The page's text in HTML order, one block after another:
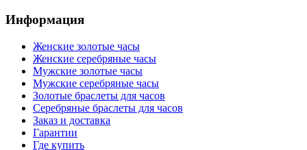
Информация
Женские золотые часы
Женские серебряные часы
Мужские золотые часы
Мужские серебряные часы
Золотые браслеты для часов
Серебряные браслеты для часов
Заказ и доставка
Гарантии
Где купить